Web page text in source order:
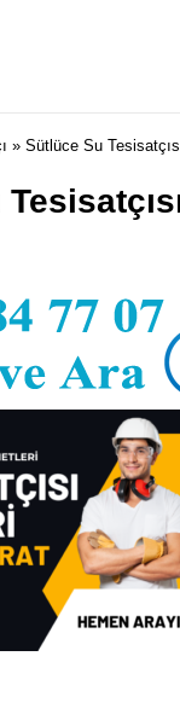
» Sütlüce Su